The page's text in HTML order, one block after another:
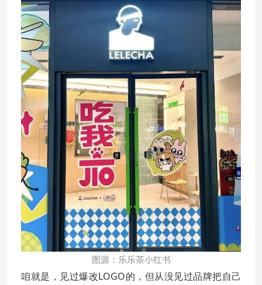
图源：乐乐茶小红书
咱就是，见过爆改LOGO的，但从没见过品牌把自己